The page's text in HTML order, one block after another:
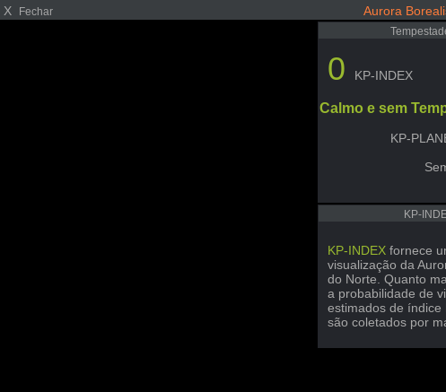
X Fechar Aurora
0 KP-INDEX
Calmo e sem
KP-
KP-
KP-INDEX fornece
visualização da
do Norte. Quanto
a probabilidade de
estimados de
são coletados por